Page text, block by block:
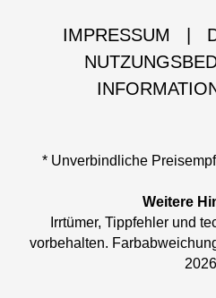
IMPRESSUM
* Unverbindliche
Weitere
Irrtümer, Tippfehler und
vorbehalten.
2026